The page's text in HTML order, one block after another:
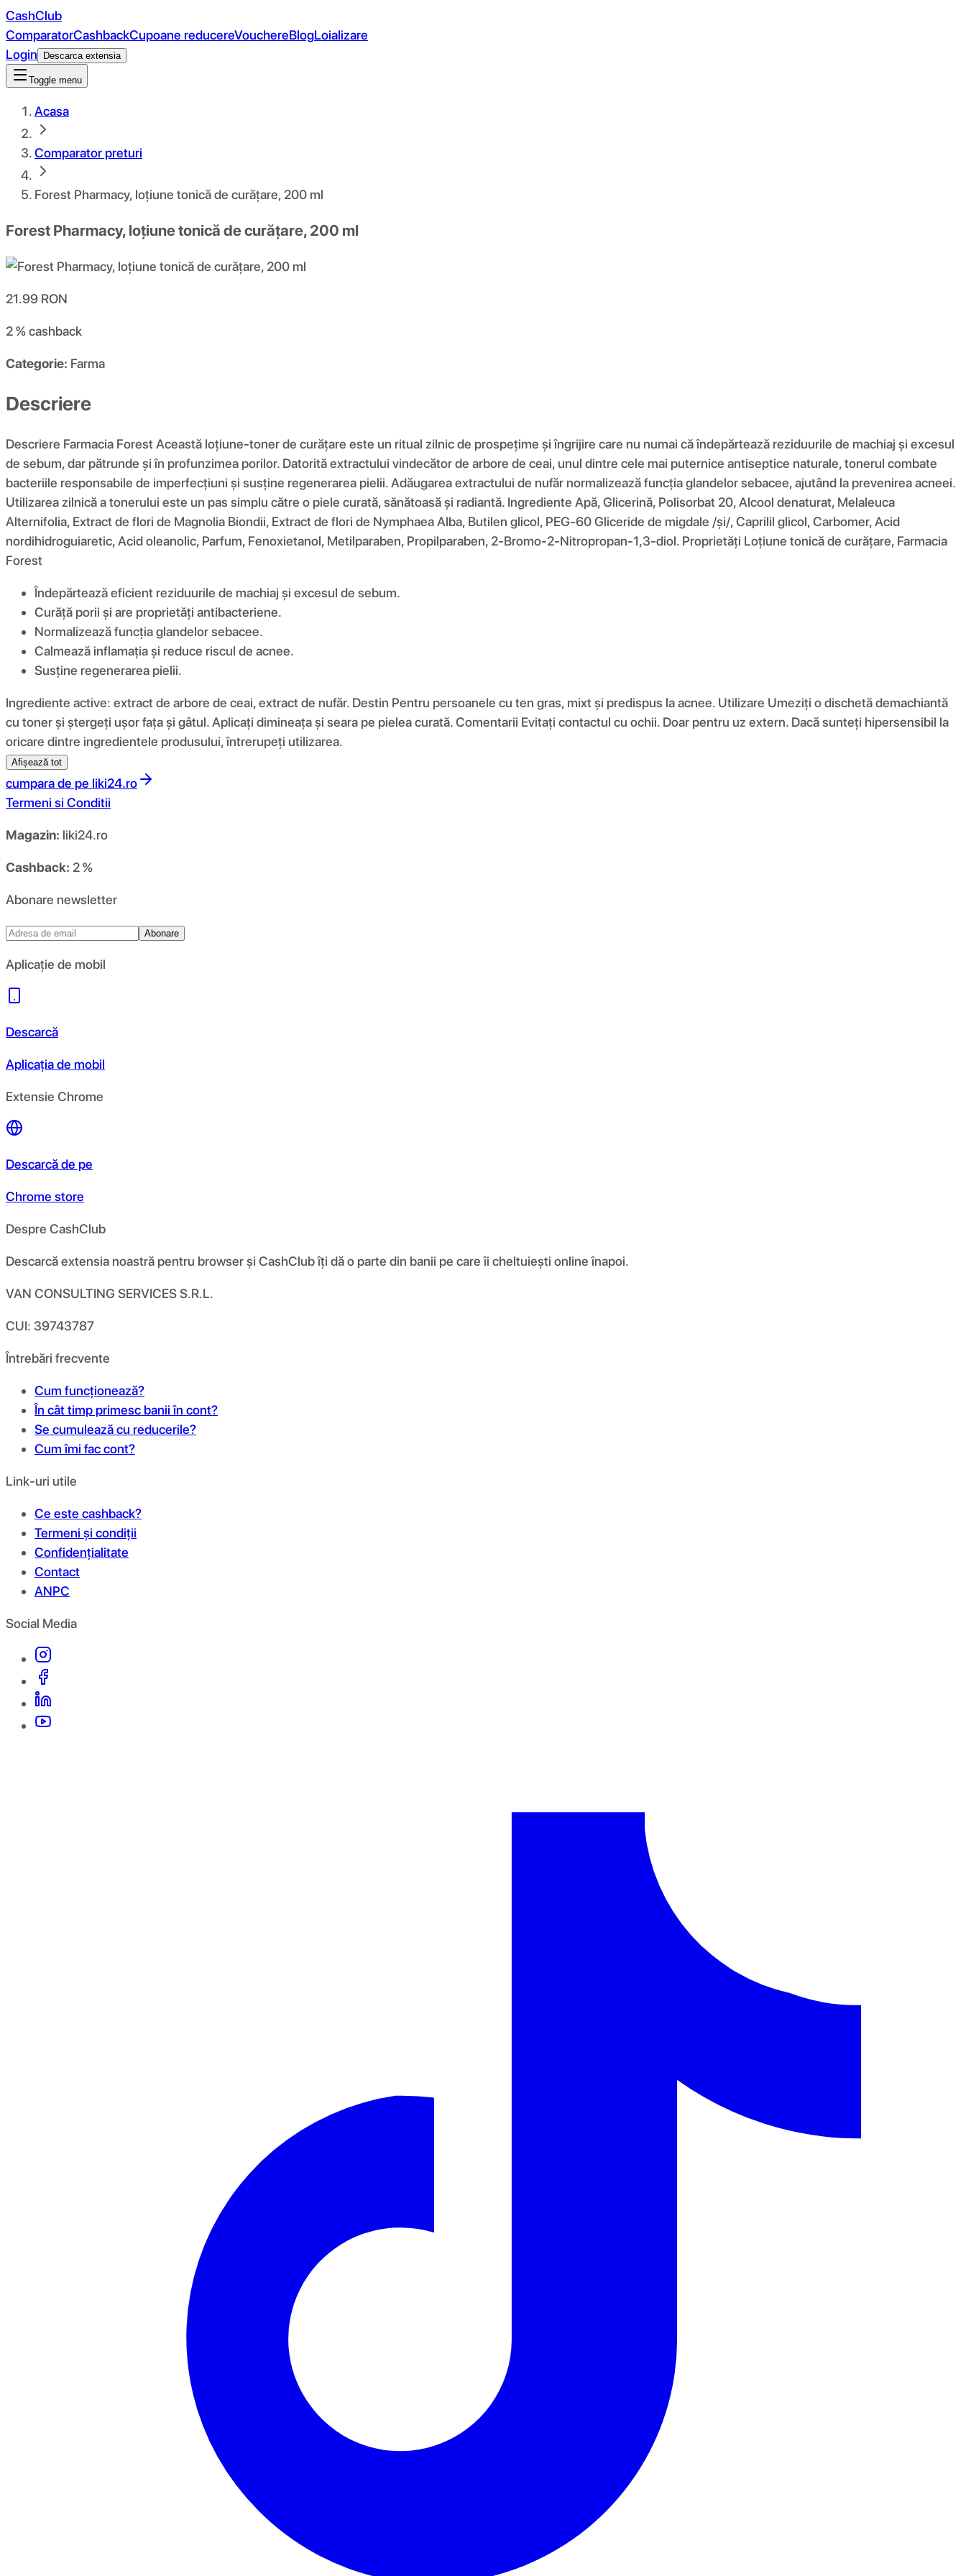
CashClub
ComparatorCashbackCupoane reducereVouchereBlogLoializare
Login
Descarca extensia
Toggle menu
Acasa
Comparator preturi
Forest Pharmacy, loțiune tonică de curățare, 200 ml
Forest Pharmacy, loțiune tonică de curățare, 200 ml
21.99 RON
2 %cashback
Categorie: Farma
Descriere
Descriere Farmacia Forest Această loțiune-toner de curățare este un ritual zilnic de prospețime și îngrijire care nu numai că îndepărtează reziduurile de machiaj și excesul
de sebum, dar pătrunde și în profunzimea porilor. Datorită extractului vindecător de arbore de ceai, unul dintre cele mai puternice antiseptice naturale, tonerul combate
bacteriile responsabile de imperfecțiuni și susține regenerarea pielii. Adăugarea extractului de nufăr normalizează funcția glandelor sebacee, ajutând la prevenirea acneei.
Utilizarea zilnică a tonerului este un pas simplu către o piele curată, sănătoasă și radiantă. Ingrediente Apă, Glicerină, Polisorbat 20, Alcool denaturat, Melaleuca
Alternifolia, Extract de flori de Magnolia Biondii, Extract de flori de Nymphaea Alba, Butilen glicol, PEG-60 Gliceride de migdale /și/, Caprilil glicol, Carbomer, Acid
nordihidroguiaretic, Acid oleanolic, Parfum, Fenoxietanol, Metilparaben, Propilparaben, 2-Bromo-2-Nitropropan-1,3-diol. Proprietăți Loțiune tonică de curățare, Farmacia
Forest
Îndepărtează eficient reziduurile de machiaj și excesul de sebum.
Curăță porii și are proprietăți antibacteriene.
Normalizează funcția glandelor sebacee.
Calmează inflamația și reduce riscul de acnee.
Susține regenerarea pielii.
Ingrediente active: extract de arbore de ceai, extract de nufăr. Destin Pentru persoanele cu ten gras, mixt și predispus la acnee. Utilizare Umeziți o dischetă demachiantă
cu toner și ștergeți ușor fața și gâtul. Aplicați dimineața și seara pe pielea curată. Comentarii Evitați contactul cu ochii. Doar pentru uz extern. Dacă sunteți hipersensibil la
oricare dintre ingredientele produsului, întrerupeți utilizarea.
Afișează tot
cumpara de pe liki24.ro
Termeni si Conditii
Magazin: liki24.ro
Cashback: 2 %
Abonare newsletter
Abonare
Aplicație de mobil
Descarcă
Aplicația de mobil
Extensie Chrome
Descarcă de pe
Chrome store
Despre CashClub
Descarcă extensia noastră pentru browser și CashClub îți dă o parte din banii pe care îi cheltuiești online înapoi.
VAN CONSULTING SERVICES S.R.L.
CUI: 39743787
Întrebări frecvente
Cum funcționează?
În cât timp primesc banii în cont?
Se cumulează cu reducerile?
Cum îmi fac cont?
Link-uri utile
Ce este cashback?
Termeni și condiții
Confidențialitate
Contact
ANPC
Social Media